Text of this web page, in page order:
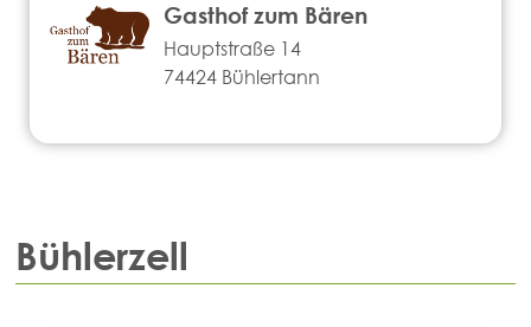
Gasthof zum Bären
Hauptstraße 14
74424 Bühlertann
Bühlerzell